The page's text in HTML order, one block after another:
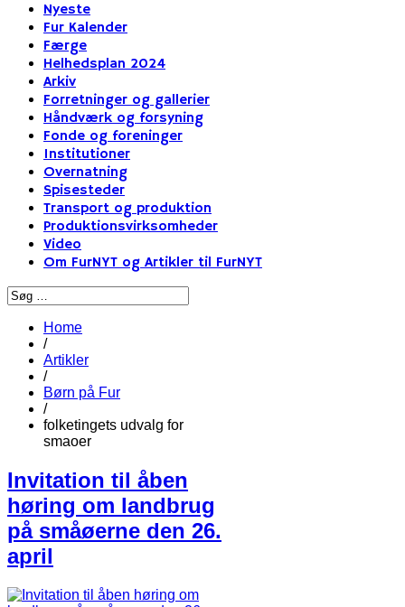
Nyeste
Fur Kalender
Færge
Helhedsplan 2024
Arkiv
Forretninger og gallerier
Håndværk og forsyning
Fonde og foreninger
Institutioner
Overnatning
Spisesteder
Transport og produktion
Produktionsvirksomheder
Video
Om FurNYT og Artikler til FurNYT
Home
/
Artikler
/
Børn på Fur
/
folketingets udvalg for
smaoer
Invitation til åben
høring om landbrug
på småøerne den 26.
april